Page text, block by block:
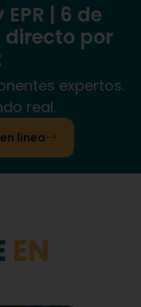
| 6 de
directo por
expertos.
real.
línea
EN